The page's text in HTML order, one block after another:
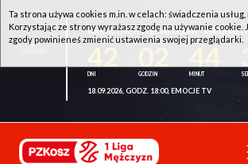
WKK ACTIVE HOTEL WROCŁAW - KSK
18.09.2026, GODZ. 18:00, EMOCJE TV
Ta strona używa cookies m.in. w celach: świadczenia
Korzystając ze strony wyrażasz zgodę na używanie cookie.
zgody powinieneś zmienić ustawienia swojej przeglądarki.